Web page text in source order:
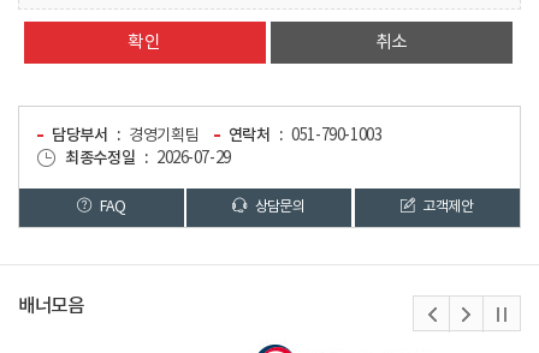
취소
담당부서 경영기획팀 연락처
051-790-1003
최종수정일
2026-07-29
FAQ 상담문의 고객제안
배너모음